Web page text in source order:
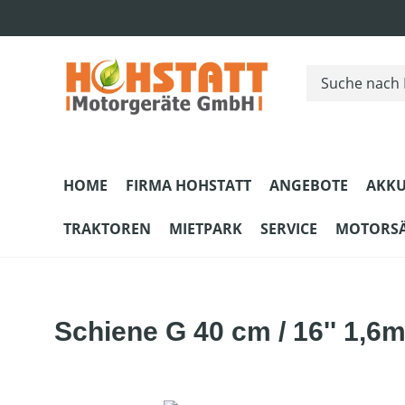
HOME FIRMA HOHSTATT ANGEBOTE
TRAKTOREN MIETPARK SERVICE
Schiene G 40 cm / 16''